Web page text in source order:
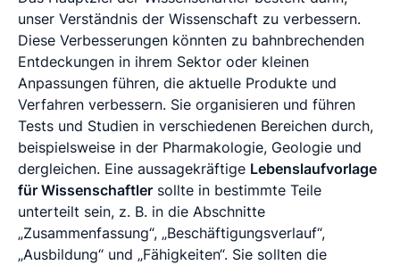
unser Verständnis der Wissenschaft zu verbessern.
Diese Verbesserungen könnten zu bahnbrechenden
Entdeckungen in ihrem Sektor oder kleinen
Anpassungen führen, die aktuelle Produkte und
Verfahren verbessern. Sie organisieren und führen
Tests und Studien in verschiedenen Bereichen durch,
beispielsweise in der Pharmakologie, Geologie und
dergleichen. Eine aussagekräftige Lebenslaufvorlage
für Wissenschaftler sollte in bestimmte Teile
unterteilt sein, z. B. in die Abschnitte
„Zusammenfassung“, „Beschäftigungsverlauf“,
„Ausbildung“ und „Fähigkeiten“. Sie sollten die